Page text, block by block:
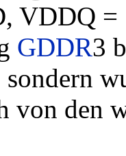
VDDQ
GDDR3
von den